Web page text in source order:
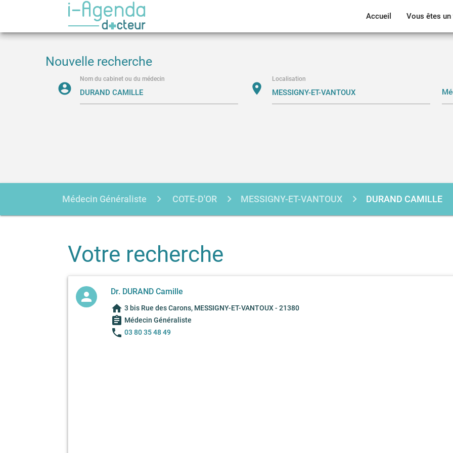
Accueil Vous êtes
Nouvelle recherche
account_circle
Nom du cabinet ou du médecin
location_on
Localisation
Médecin Généraliste COTE-D'OR MESSIGNY-ET-VANTOUX DURAND CAMILLE
Votre recherche
person Dr. DURAND Camille
home 3 bis Rue des Carons, MESSIGNY-ET-VANTOUX - 21380
assignment Médecin Généraliste
phone 03 80 35 48 49